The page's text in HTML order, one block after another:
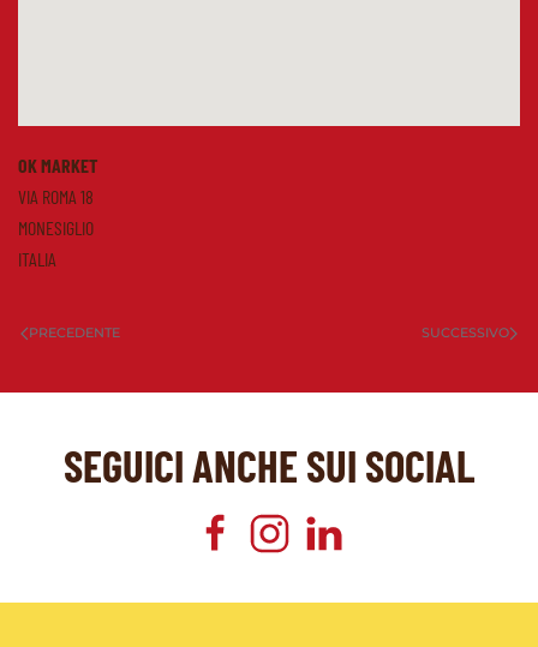
OK MARKET
VIA ROMA 18
MONESIGLIO
ITALIA
PRECEDENTE SUCCESSIVO
SEGUICI ANCHE SUI SOCIAL